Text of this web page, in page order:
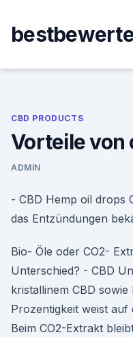
content
CBD PRODUCTS
Vorteile von
ADMIN
- CBD Hemp oil drops
das Entzündungen
Bio- Öle oder CO2-
Unterschied? - CBD
kristallinem CBD
Prozentigkeit weist auf
Beim CO2-Extrakt